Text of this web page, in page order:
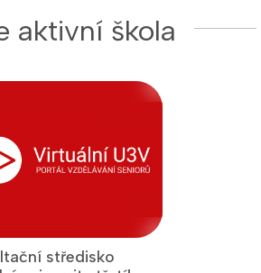
aktivní škola
středisko